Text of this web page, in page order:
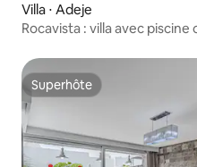
Villa ⋅ Adeje
Rocavista : villa avec
Superhôte
Superhôte